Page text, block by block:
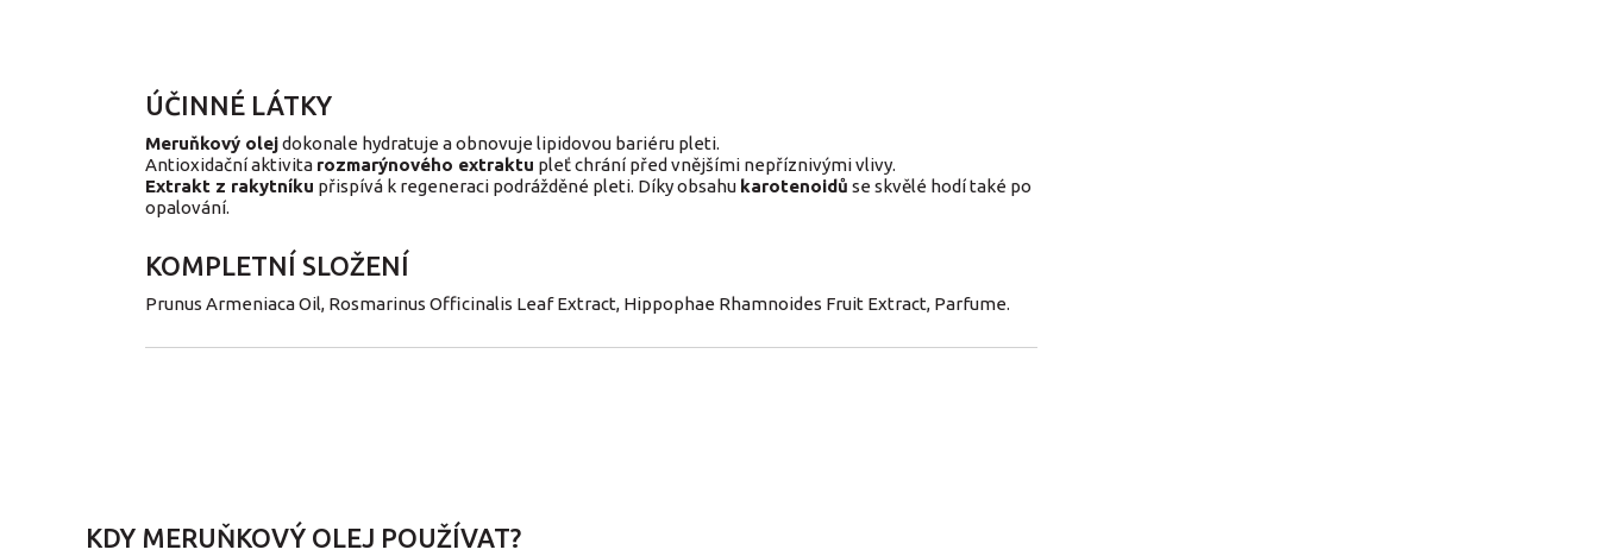
ÚČINNÉ LÁTKY
Meruňkový olejdokonale hydratuje a obnovuje lipidovou bariéru pleti.
Antioxidační aktivita rozmarýnového extraktu pleť chrání před vnějšími nepříznivými vlivy.
Extrakt z rakytníku přispívá k regeneraci podrážděné pleti. Díky obsahu karotenoidů se skvělé hodí také po
opalování.
KOMPLETNÍ SLOŽENÍ
Prunus Armeniaca Oil, Rosmarinus Officinalis Leaf Extract, Hippophae Rhamnoides Fruit Extract, Parfume.
KDY MERUŇKOVÝ OLEJ POUŽÍVAT?